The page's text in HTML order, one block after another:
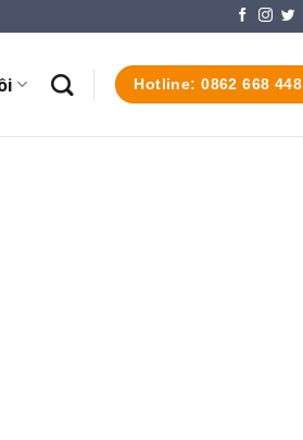
Hotline: 0862 668 448